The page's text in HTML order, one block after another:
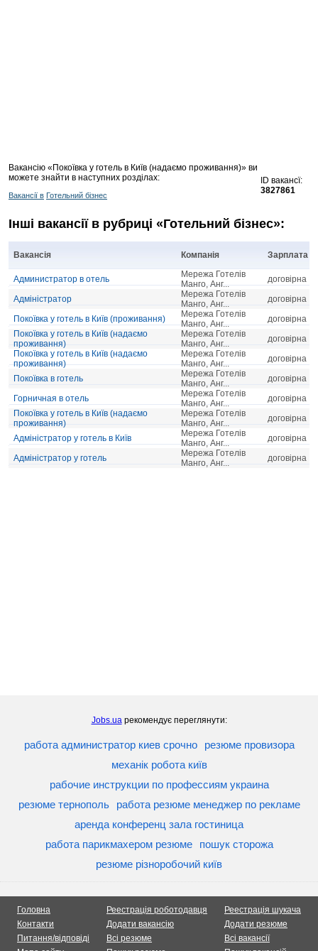
Вакансію «Покоївка у готель в Київ (надаємо проживання)» ви
можете знайти в наступних розділах:
Вакансії в Готельний бізнес
ID вакансї:
3827861
Інші вакансії в рубриці «Готельний бізнес»:
Вакансія Компанія Зарплата
Администратор в отель
Мережа Готелів
Манго, Анг...
договірна
Адміністратор
Мережа Готелів
Манго, Анг...
договірна
Покоївка у готель в Київ (проживання)
Мережа Готелів
Манго, Анг...
договірна
Покоївка у готель в Київ (надаємо
проживання)
Мережа Готелів
Манго, Анг...
договірна
Покоївка у готель в Київ (надаємо
проживання)
Мережа Готелів
Манго, Анг...
договірна
Покоївка в готель
Мережа Готелів
Манго, Анг...
договірна
Горничная в отель
Мережа Готелів
Манго, Анг...
договірна
Покоївка у готель в Київ (надаємо
проживання)
Мережа Готелів
Манго, Анг...
договірна
Адміністратор у готель в Київ
Мережа Готелів
Манго, Анг...
договірна
Адміністратор у готель
Мережа Готелів
Манго, Анг...
договірна
Jobs.uaрекомендує переглянути:
работа администратор киев срочно
резюме провизора
механік робота київ
рабочие инструкции по профессиям украина
резюме тернополь
работа резюме менеджер по рекламе
аренда конференц зала гостиница
работа парикмахером резюме
пошук сторожа
резюме різноробочий київ
Головна
Контакти
Питання/відповіді
Реестрація роботодавця
Додати вакансію
Всі резюме
Реестрація шукача
Додати резюме
Всі вакансії